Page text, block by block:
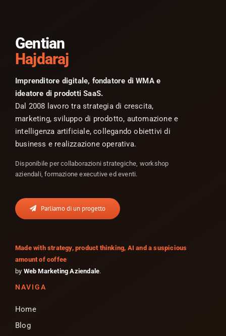
Gentian
Hajdaraj
Imprenditore digitale, fondatore di WMA e
ideatore di prodotti SaaS.
Dal 2008 lavoro tra strategia di crescita,
marketing, sviluppo di prodotto, automazione e
intelligenza artificiale, collegando obiettivi di
business e realizzazione operativa.
Disponibile per collaborazioni strategiche, workshop
aziendali, formazione executive ed eventi.
Parliamo di un progetto
Made with strategy, product thinking, AI and a suspicious
amount of coffee
by Web Marketing Aziendale.
NAVIGA
Home
Blog